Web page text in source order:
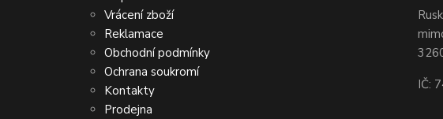
Vrácení zboží
Reklamace
Obchodní podmínky
Ochrana soukromí
Kontakty
Prodejna
IČ: